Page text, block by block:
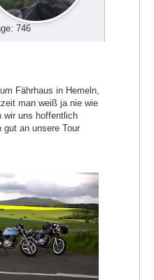
746
Fährhaus in Hemeln,
man weiß ja nie wie
wir uns hoffentlich
an unsere Tour